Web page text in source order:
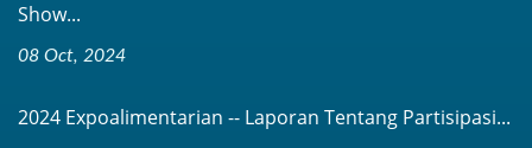
Show...
08 Oct, 2024
2024 Expoalimentarian -- Laporan Tentang Partisipasi...